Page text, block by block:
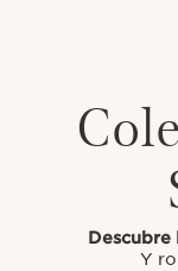
Descubre
Y